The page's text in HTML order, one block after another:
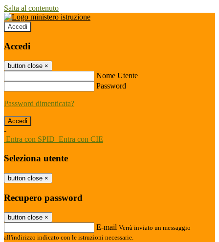
Salta al contenuto
Accedi
Accedi
button close ×
Nome Utente
Password
Password dimenticata?
-
Entra con SPID Entra con CIE
Seleziona utente
button close ×
Recupero password
button close ×
E-mail Verrà inviato un messaggio
all'indirizzo indicato con le istruzioni necessarie.